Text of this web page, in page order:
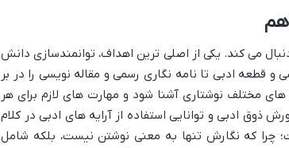
می کند. یکی از اصلی ترین اهداف، توانمندسازی دانش
و قطعه ادبی تا نامه نگاری رسمی و مقاله نویسی را در بر
مختلف نوشتاری آشنا شود و مهارت های لازم برای هر
ادبی و توانایی استفاده از آرایه های ادبی در کلام
چرا که نگارش تنها به معنی نوشتن نیست، بلکه شامل